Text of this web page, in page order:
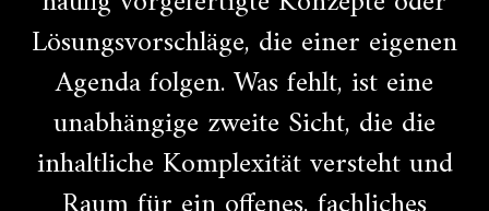
Lösungsvorschläge, die einer eigenen
Agenda folgen. Was fehlt, ist eine
unabhängige zweite Sicht, die die
inhaltliche Komplexität versteht und